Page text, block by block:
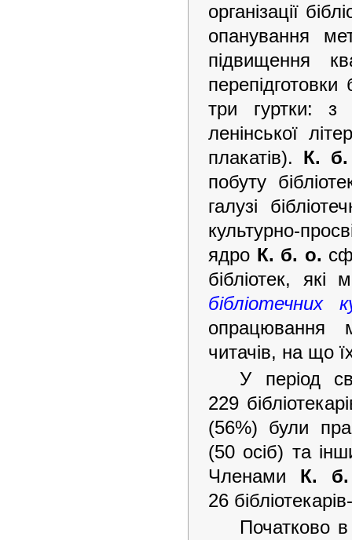
організації
опанування
підвищення
перепідготовки
три гуртки: з
ленінської
плакатів). К.
побуту
галузі
культурно-
ядро К. б. о.
бібліотек, які
бібліотечних
опрацювання
читачів, на що
У період
229
(56%) були
(50 осіб) та
Членами К.
26
Початково